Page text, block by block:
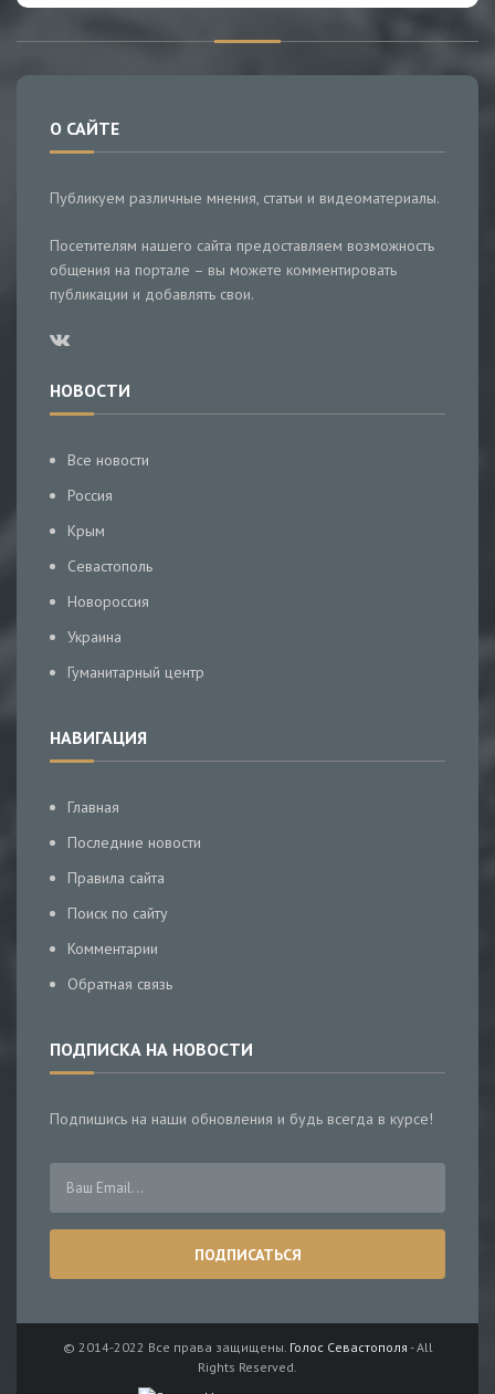
О САЙТЕ
Публикуем различные мнения, статьи и видеоматериалы.
Посетителям нашего сайта предоставляем возможность
общения на портале – вы можете комментировать
публикации и добавлять свои.
НОВОСТИ
Все новости
Россия
Крым
Севастополь
Новороссия
Украина
Гуманитарный центр
НАВИГАЦИЯ
Главная
Последние новости
Правила сайта
Поиск по сайту
Комментарии
Обратная связь
ПОДПИСКА НА НОВОСТИ
Подпишись на наши обновления и будь всегда в курсе!
© 2014-2022 Все права защищены. Голос Севастополя - All
Rights Reserved.